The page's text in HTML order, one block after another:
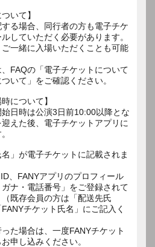
いて】
る場合、同行者の方も電子チケ
していただく必要があります。
一緒に入場いただくことも可能
FAQの「電子チケットについて
いて」をご確認ください。
について】
日時は公演3日前10:00以降とな
えた後、電子チケットアプリに
」が電子チケットに記載されま
、FANYアプリのプロフィール
ナ・電話番号」をご登録されて
既存会員の方は「配送先氏
チケット氏名」にご記入く
た場合は、一度FANYチケット
お申し込みください。